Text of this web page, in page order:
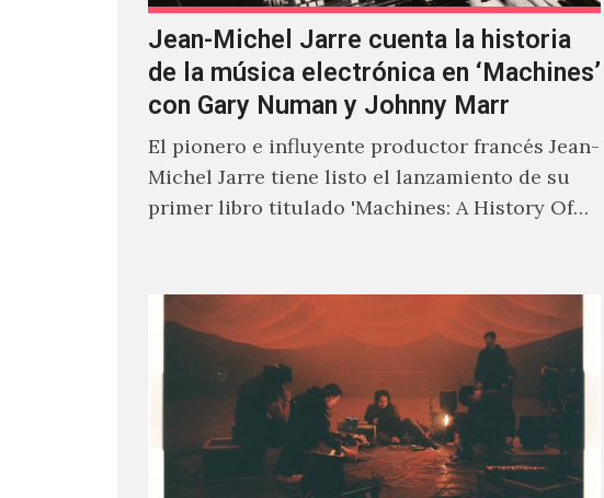
Jean-Michel Jarre cuenta la historia
de la música electrónica en ‘Machines’
con Gary Numan y Johnny Marr
El pionero e influyente productor francés Jean-
Michel Jarre tiene listo el lanzamiento de su
primer libro titulado 'Machines: A History Of